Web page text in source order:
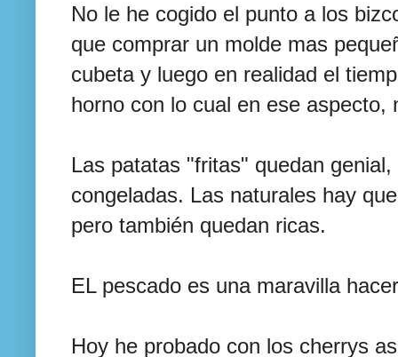
No le he cogido el punto a los
que comprar un molde mas
cubeta y luego en realidad el
horno con lo cual en ese aspecto,
Las patatas "fritas" quedan
congeladas. Las naturales hay
pero también quedan ricas.
EL pescado es una maravilla
Hoy he probado con los cherrys